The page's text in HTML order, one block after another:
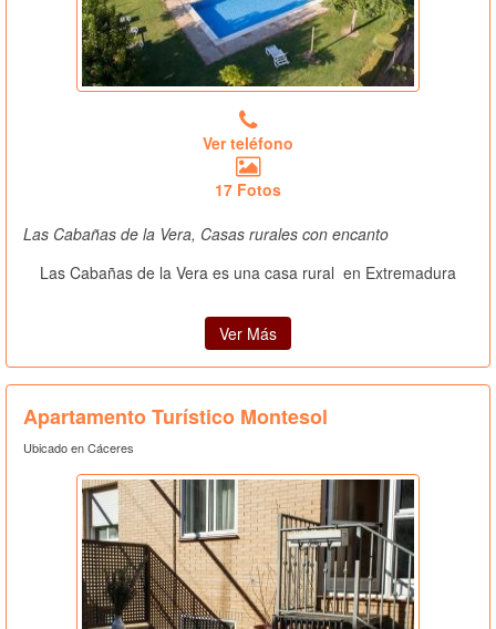
Ver teléfono
17 Fotos
Las Cabañas de la Vera, Casas rurales con encanto
Las Cabañas de la Vera es una casa rural en Extremadura
Ver Más
Apartamento Turístico Montesol
Ubicado en Cáceres